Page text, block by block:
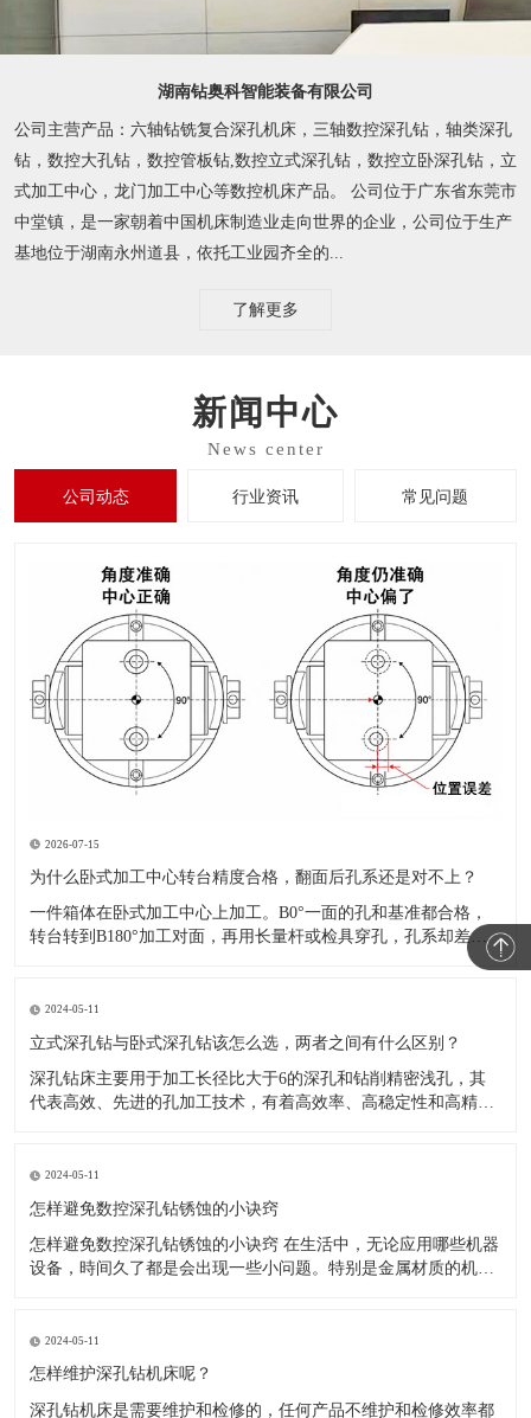
湖南钻奥科智能装备有限公司
公司主营产品：六轴钻铣复合深孔机床，三轴数控深孔钻，轴类深孔
钻，数控大孔钻，数控管板钻,数控立式深孔钻，数控立卧深孔钻，立
式加工中心，龙门加工中心等数控机床产品。 公司位于广东省东莞市
中堂镇，是一家朝着中国机床制造业走向世界的企业，公司位于生产
基地位于湖南永州道县，依托工业园齐全的...
了解更多
新闻中心
公司动态 行业资讯 常见问题
2026-07-15
为什么卧式加工中心转台精度合格，翻面后孔系还是对不上？
一件箱体在卧式加工中心上加工。B0°一面的孔和基准都合格，
转台转到B180°加工对面，再用长量杆或检具穿孔，孔系却差了
几丝。现场先查程序，坐标没输错；再看转台检测记录，定位精
话：“转台明明是准的，为什么翻面还不准？”
2024-05-11
立式深孔钻与卧式深孔钻该怎么选，两者之间有什么区别？
深孔钻床主要用于加工长径比大于6的深孔和钻削精密浅孔，其
代表高效、先进的孔加工技术，有着高效率、高稳定性和高精度
来越严格，也使深孔钻机床不断发展，不断迭代更新。 目前主流
的深孔钻机
2024-05-11
怎样避免数控深孔钻锈蚀的小诀窍
怎样避免数控深孔钻锈蚀的小诀窍 在生活中，无论应用哪些机器
设备，時间久了都是会出现一些小问题。特别是金属材质的机器
以避免锈蚀呢?下边小编就在这分享给大家一些关于防止深孔钻锈
蚀的小诀窍。
2024-05-11
怎样维护深孔钻机床呢？
深孔钻机床是需要维护和检修的，任何产品不维护和检修效率都